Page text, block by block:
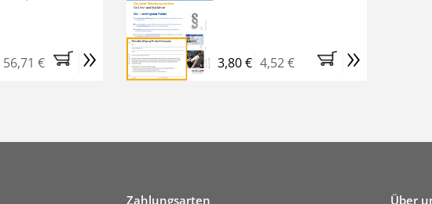
MwSt. und Versandkosten).Nach 2 Monaten
endet automatisch, es
56,71 € » 3,80 € 4,52 € »
Zahlungsarten Über